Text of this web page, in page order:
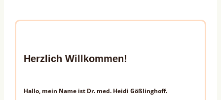
Herzlich Willkommen!
Hallo, mein Name ist Dr. med. Heidi Gößlinghoff.